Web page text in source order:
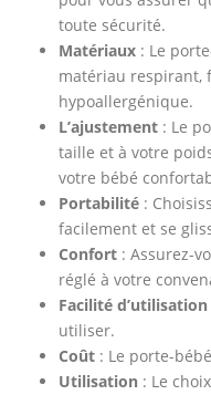
toute sécurité.
Matériaux : Le
matériau respirant,
hypoallergénique.
L’ajustement : Le
taille et à votre
votre bébé
Portabilité :
facilement et se
Confort : Assurez-
réglé à votre
Facilité d’utilisation
utiliser.
Coût : Le porte-
Utilisation : Le